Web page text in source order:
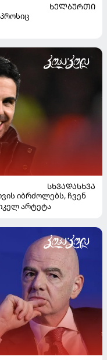
ᲮᲔᲚᲑᲣᲠᲗᲘ
ᲡᲮᲕᲐᲓᲐᲡᲮᲕᲐ
იბრძოლებს, ჩვენ
არტეტა